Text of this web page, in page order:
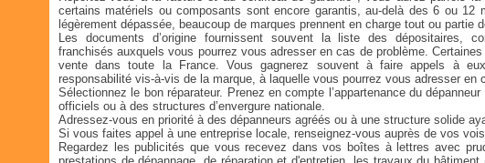
certains matériels ou composants sont encore garantis, au-delà des 6 ou 12
légèrement dépassée, beaucoup de marques prennent en charge tout ou partie
Les documents d’origine fournissent souvent la liste des dépositaires,
franchisés auxquels vous pourrez vous adresser en cas de problème.
vente dans toute la France. Vous gagnerez souvent à faire appels à
responsabilité vis-à-vis de la marque, à laquelle vous pourrez vous adresser en
Sélectionnez le bon réparateur. Prenez en compte l’appartenance du
officiels ou à des structures d’envergure nationale.
Adressez-vous en priorité à des dépanneurs agréés ou à une structure solide
Si vous faites appel à une entreprise locale, renseignez-vous auprès de vos
Regardez les publicités que vous recevez dans vos boîtes à lettres avec